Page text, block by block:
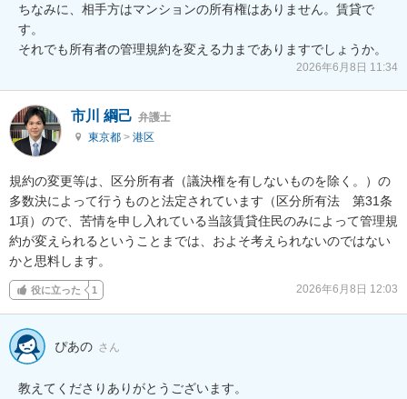
ちなみに、相手方はマンションの所有権はありません。賃貸で
す。
それでも所有者の管理規約を変える力までありますでしょうか。
2026年6月8日 11:34
市川 綱己 弁護士
東京都 > 港区
規約の変更等は、区分所有者（議決権を有しないものを除く。）の
多数決によって行うものと法定されています（区分所有法　第31条
1項）ので、苦情を申し入れている当該賃貸住民のみによって管理規
約が変えられるということまでは、およそ考えられないのではない
かと思料します。
役に立った 1 2026年6月8日 12:03
ぴあの さん
教えてくださりありがとうございます。